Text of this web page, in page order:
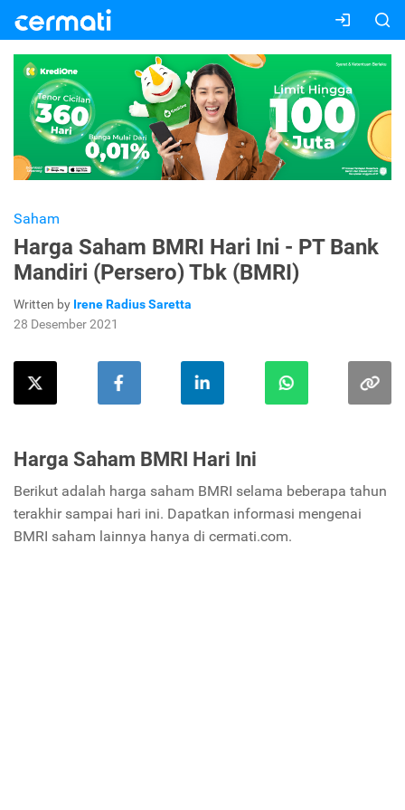
Saham
Harga Saham BMRI Hari Ini - PT Bank
Mandiri (Persero) Tbk (BMRI)
Written by Irene Radius Saretta
28 Desember 2021
Harga Saham BMRI Hari Ini
Berikut adalah harga saham BMRI selama beberapa tahun
terakhir sampai hari ini. Dapatkan informasi mengenai
BMRI saham lainnya hanya di cermati.com.